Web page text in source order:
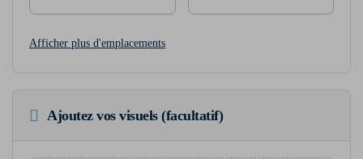
Afficher plus d'emplacements
Ajoutez vos visuels (facultatif)